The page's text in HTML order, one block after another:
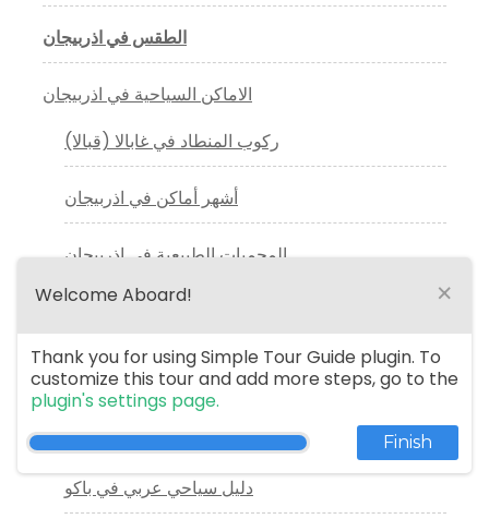
الطقس في اذربيجان
الاماكن السياحية في اذربيجان
ركوب المنطاد في غابالا (قبالا)
أشهر أماكن في اذربيجان
المحميات الطبيعية في اذربيجان
سائق خاص فى اذربيجان
مرشد سياحي في اذربيجان
دليل سياحي عربي في باكو
Welcome Aboard! ×
Thank you for using Simple Tour Guide plugin. To
customize this tour and add more steps, go to the
plugin's settings page.
Finish